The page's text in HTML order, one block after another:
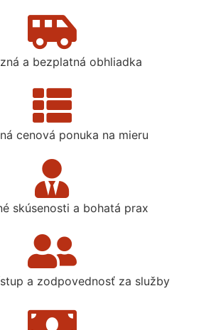
a bezplatná obhliadka
cenová ponuka na mieru
skúsenosti a bohatá prax
a zodpovednosť za služby